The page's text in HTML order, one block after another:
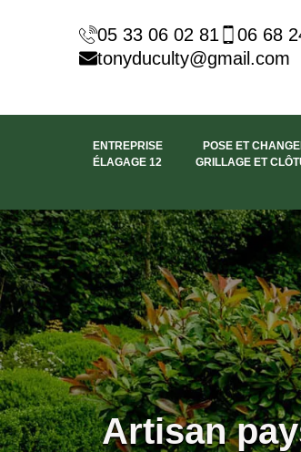
05 33 06 02 81
06 68
tonyduculty@gmail.com
ENTREPRISE
ÉLAGAGE 12
POSE ET
GRILLAGE ET
Artisan